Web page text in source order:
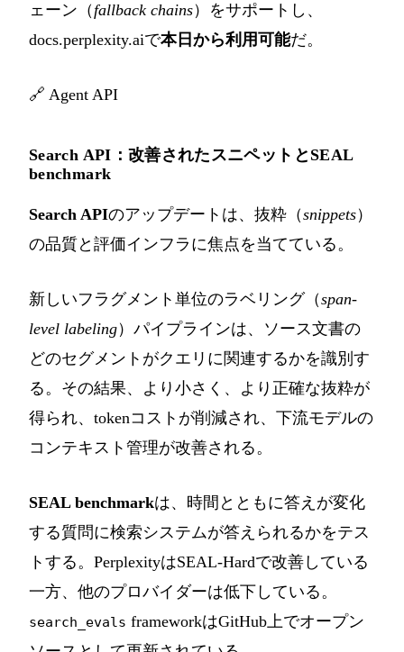
ェーン（ fallback chains）をサポートし、
docs.perplexity.aiで本日から利用可能だ。
🔗 Agent API
Search API：改善されたスニペットとSEAL
benchmark
Search APIのアップデートは、抜粋（snippets）
の品質と評価インフラに焦点を当てている。
新しいフラグメント単位のラベリング（span-
level labeling）パイプラインは、ソース文書の
どのセグメントがクエリに関連するかを識別す
る。その結果、より小さく、より正確な抜粋が
得られ、tokenコストが削減され、下流モデルの
コンテキスト管理が改善される。
SEAL benchmarkは、時間とともに答えが変化
する質問に検索システムが答えられるかをテス
トする。PerplexityはSEAL-Hardで改善している
一方、他のプロバイダーは低下している。
search_evals frameworkはGitHub上でオープン